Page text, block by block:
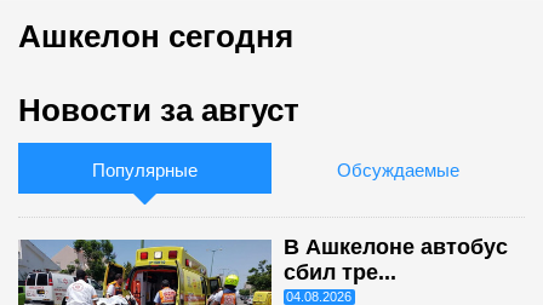
Ашкелон сегодня
Новости за август
Популярные Обсуждаемые
В Ашкелоне автобус
сбил тре...
04.08.2026